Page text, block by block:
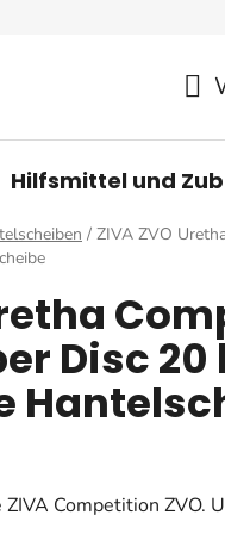
Hilfsmittel und
/ ZIVA ZVO
Disc 20
ZIVA Competition ZVO.